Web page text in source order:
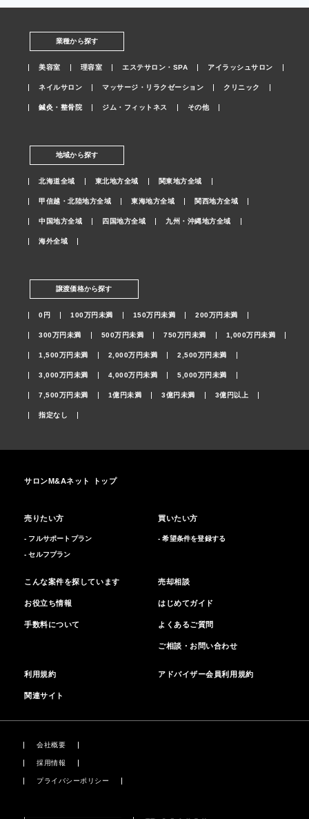
業種から探す
美容室 理容室 エステサロン・SPA アイラッシュサロン
ネイルサロン マッサージ・リラクゼーション クリニック
鍼灸・整骨院 ジム・フィットネス その他
地域から探す
北海道全域 東北地方全域 関東地方全域
甲信越・北陸地方全域 東海地方全域 関西地方全域
中国地方全域 四国地方全域 九州・沖縄地方全域
海外全域
譲渡価格から探す
0円 100万円未満 150万円未満 200万円未満
300万円未満 500万円未満 750万円未満 1,000万円未満
1,500万円未満 2,000万円未満 2,500万円未満
3,000万円未満 4,000万円未満 5,000万円未満
7,500万円未満 1億円未満 3億円未満 3億円以上
指定なし
サロンM&Aネット トップ
売りたい方
- フルサポートプラン
- セルフプラン
買いたい方
- 希望条件を登録する
こんな案件を探しています
お役立ち情報
手数料について
売却相談
はじめてガイド
よくあるご質問
ご相談・お問い合わせ
利用規約 アドバイザー会員利用規約
関連サイト
会社概要
採用情報
プライバシーポリシー